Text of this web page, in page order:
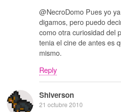
@NecroDomo Pues yo
digamos, pero puedo
como otra curiosidad del
tenia el cine de antes es
mismo.
Reply
Shiverson
21 octubre 2010